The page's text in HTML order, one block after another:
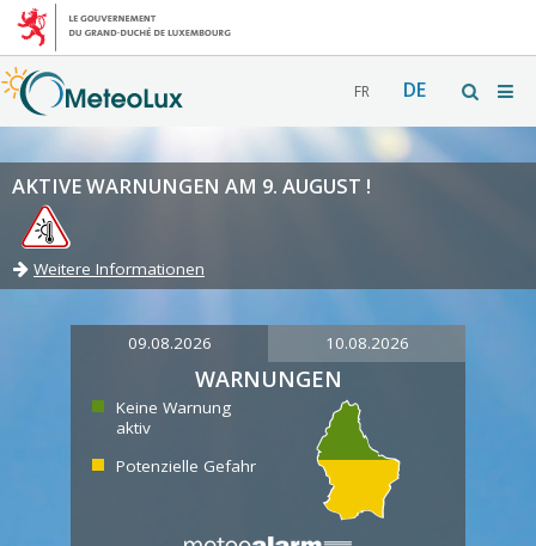
FR DE
AKTIVE WARNUNGEN AM 9. AUGUST !
Weitere Informationen
09.08.2026 10.08.2026
WARNUNGEN
Keine Warnung
aktiv
Potenzielle Gefahr